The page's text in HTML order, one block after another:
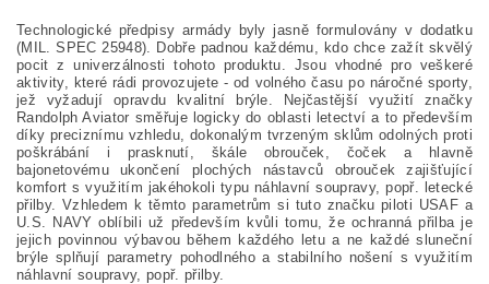
Technologické předpisy armády byly jasně formulovány v dodatku
(MIL. SPEC 25948). Dobře padnou každému, kdo chce zažít skvělý
pocit z univerzálnosti tohoto produktu. Jsou vhodné pro veškeré
aktivity, které rádi provozujete - od volného času po náročné sporty,
jež vyžadují opravdu kvalitní brýle. Nejčastější využití značky
Randolph Aviator směřuje logicky do oblasti letectví a to především
díky preciznímu vzhledu, dokonalým tvrzeným sklům odolných proti
poškrábání i prasknutí, škále obrouček, čoček a hlavně
bajonetovému ukončení plochých nástavců obrouček zajišťující
komfort s využitím jakéhokoli typu náhlavní soupravy, popř. letecké
přilby. Vzhledem k těmto parametrům si tuto značku piloti USAF a
U.S. NAVY oblíbili už především kvůli tomu, že ochranná přilba je
jejich povinnou výbavou během každého letu a ne každé sluneční
brýle splňují parametry pohodlného a stabilního nošení s využitím
náhlavní soupravy, popř. přilby.